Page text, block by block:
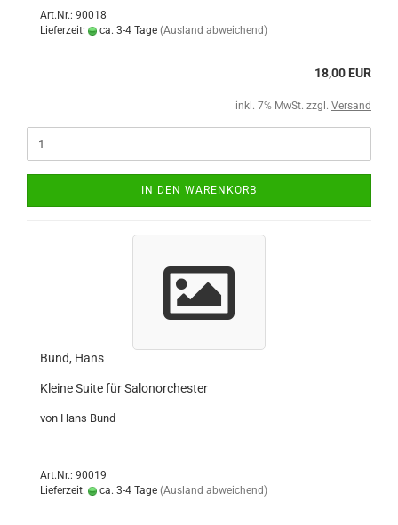
Art.Nr.: 90018
Lieferzeit:
ca. 3-4 Tage (Ausland abweichend)
18,00 EUR
inkl. 7% MwSt. zzgl. Versand
IN DEN WARENKORB
Bund, Hans
Kleine Suite für Salonorchester
von Hans Bund
Art.Nr.: 90019
Lieferzeit:
ca. 3-4 Tage (Ausland abweichend)